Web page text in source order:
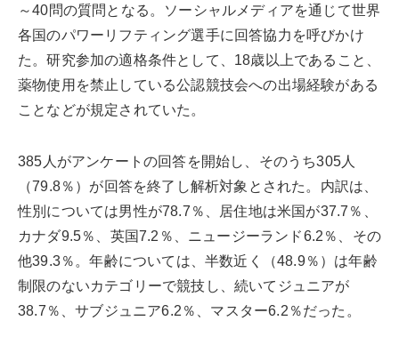
～40問の質問となる。ソーシャルメディアを通じて世界
各国のパワーリフティング選手に回答協力を呼びかけ
た。研究参加の適格条件として、18歳以上であること、
薬物使用を禁止している公認競技会への出場経験がある
ことなどが規定されていた。
385人がアンケートの回答を開始し、そのうち305人
（79.8％）が回答を終了し解析対象とされた。内訳は、
性別については男性が78.7％、居住地は米国が37.7％、
カナダ9.5％、英国7.2％、ニュージーランド6.2％、その
他39.3％。年齢については、半数近く（48.9％）は年齢
制限のないカテゴリーで競技し、続いてジュニアが
38.7％、サブジュニア6.2％、マスター6.2％だった。